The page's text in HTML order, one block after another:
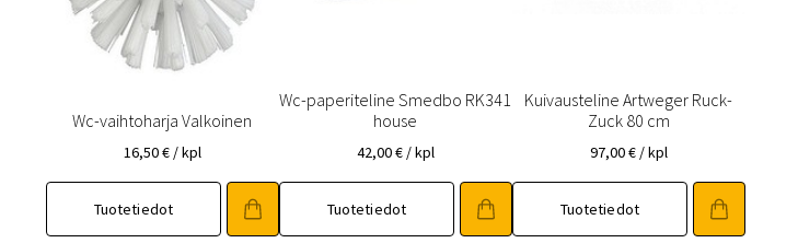
Wc-vaihtoharja Valkoinen
16,50€ / kpl
Tuotetiedot
Wc-paperiteline Smedbo RK341
house
42,00€ / kpl
Tuotetiedot
Kuivausteline Artweger Ruck-
Zuck 80 cm
97,00€ / kpl
Tuotetiedot